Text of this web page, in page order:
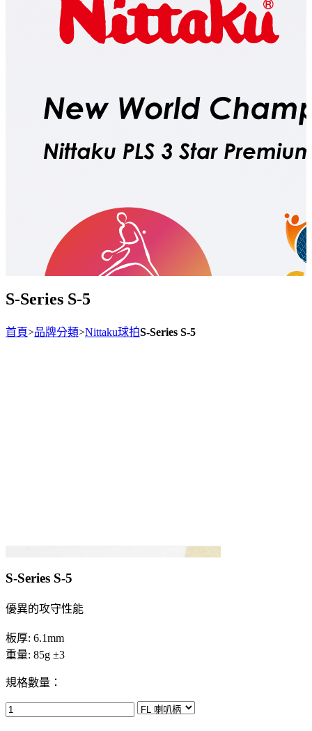
S-Series S-5
首頁>品牌分類>Nittaku球拍S-Series S-5
S-Series S-5
優異的攻守性能
板厚: 6.1mm
重量: 85g ±3
規格數量：